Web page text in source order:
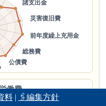
料| 🖇編集方針
働費